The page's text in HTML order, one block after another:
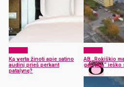
Ką verta žinoti apie satino
audinį prieš perkant
patalynę?
AB „Rokiškio
gamykla“